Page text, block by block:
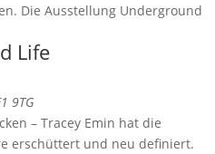
Die Ausstellung Underground
Life
9TG
– Tracey Emin hat die
erschüttert und neu definiert.